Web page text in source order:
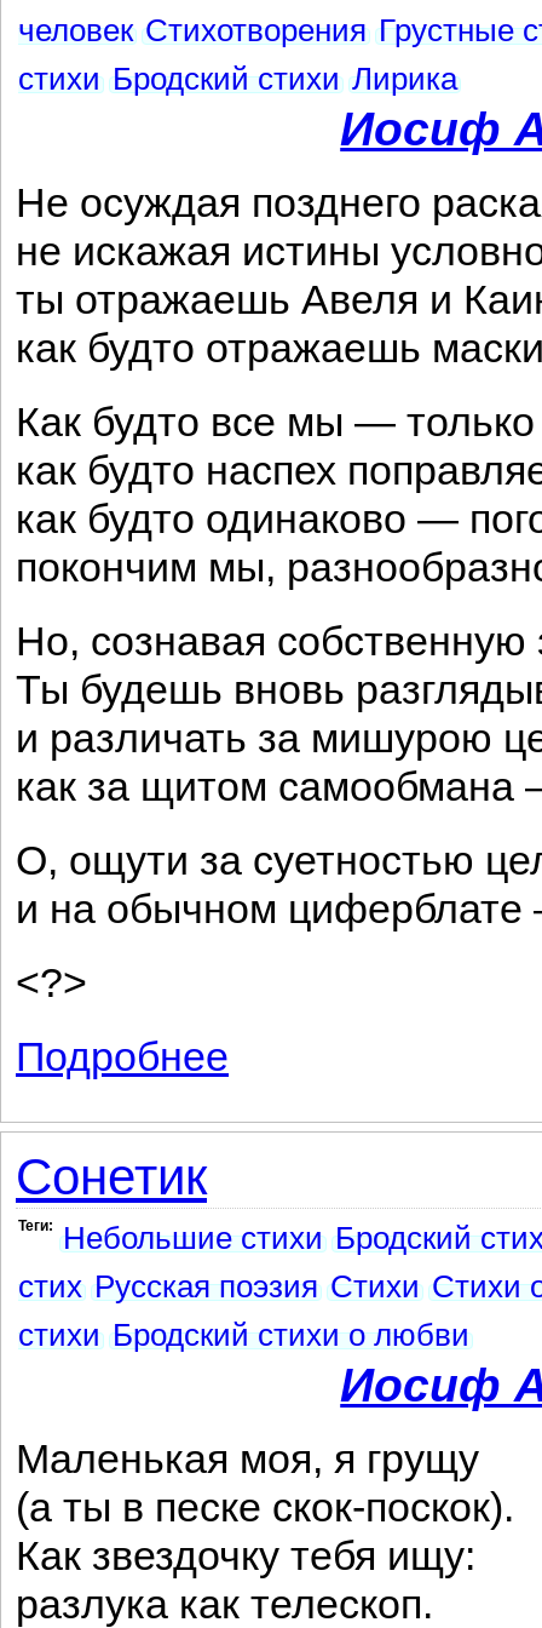
человек Стихотворения Грустные
стихи Бродский стихи Лирика
Иосиф
Не осуждая позднего
не искажая истины
ты отражаешь Авеля и
как будто отражаешь
Как будто все мы — только
как будто наспех
как будто одинаково —
покончим мы,
Но, сознавая собственную
Ты будешь вновь
и различать за мишурою
как за щитом самообмана
О, ощути за суетностью
и на обычном циферблате
<?>
Подробнее
Сонетик
Теги: Небольшие стихи Бродский
стих Русская поэзия Стихи Стихи
стихи Бродский стихи о любви
Иосиф
Маленькая моя, я грущу
(а ты в песке скок-поскок).
Как звездочку тебя ищу:
разлука как телескоп.